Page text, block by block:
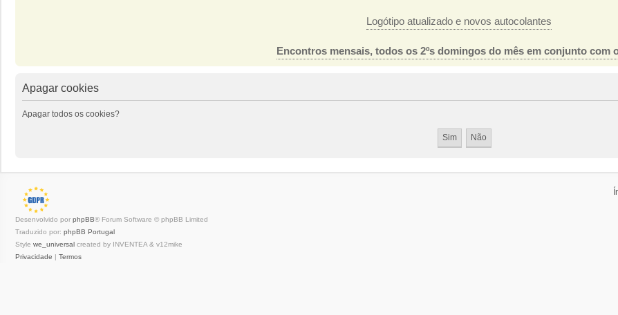
Logótipo atualizado e novos autocolantes
Encontros mensais, todos os 2ºs domingos do mês em conjunto com
Apagar cookies
Apagar todos os cookies?
Desenvolvido por phpBB® Forum Software © phpBB Limited
Traduzido por: phpBB Portugal
Style we_universal created by INVENTEA & v12mike
Privacidade | Termos